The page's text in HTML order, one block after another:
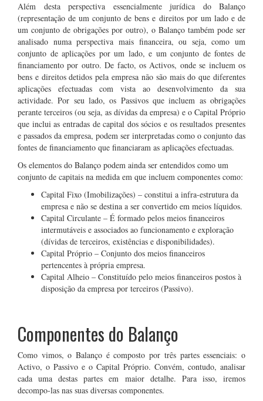
Além desta perspectiva essencialmente jurídica do Balanço
(representação de um conjunto de bens e direitos por um lado e de
um conjunto de obrigações por outro), o Balanço também pode ser
analisado numa perspectiva mais financeira, ou seja, como um
conjunto de aplicações por um lado, e um conjunto de fontes de
financiamento por outro. De facto, os Activos, onde se incluem os
bens e direitos detidos pela empresa não são mais do que diferentes
aplicações efectuadas com vista ao desenvolvimento da sua
actividade. Por seu lado, os Passivos que incluem as obrigações
perante terceiros (ou seja, as dívidas da empresa) e o Capital Próprio
que inclui as entradas de capital dos sócios e os resultados presentes
e passados da empresa, podem ser interpretadas como o conjunto das
fontes de financiamento que financiaram as aplicações efectuadas.
Os elementos do Balanço podem ainda ser entendidos como um
conjunto de capitais na medida em que incluem componentes como:
Capital Fixo (Imobilizações) – constitui a infra-estrutura da
empresa e não se destina a ser convertido em meios líquidos.
Capital Circulante – É formado pelos meios financeiros
intermutáveis e associados ao funcionamento e exploração
(dívidas de terceiros, existências e disponibilidades).
Capital Próprio – Conjunto dos meios financeiros
pertencentes à própria empresa.
Capital Alheio – Constituído pelo meios financeiros postos à
disposição da empresa por terceiros (Passivo).
Componentes do Balanço
Como vimos, o Balanço é composto por três partes essenciais: o
Activo, o Passivo e o Capital Próprio. Convém, contudo, analisar
cada uma destas partes em maior detalhe. Para isso, iremos
decompo-las nas suas diversas componentes.